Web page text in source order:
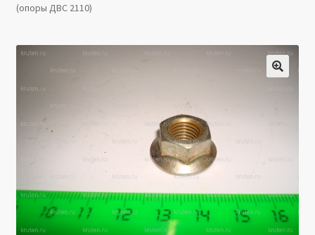
Витрина
Мой аккаунт
Политика в отношении обработки персональных
данных
Производители
Юридические данные
(опоры ДВС 2110)